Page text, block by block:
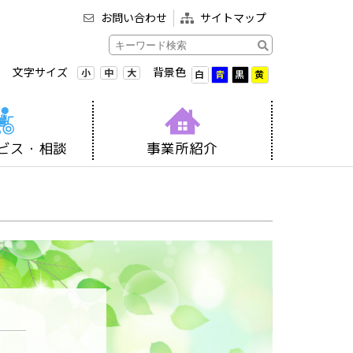
お問い合わせ サイトマップ
文字サイズ 小 中 大 背景色 白 青 黒 黄
ス・相談 事業所紹介